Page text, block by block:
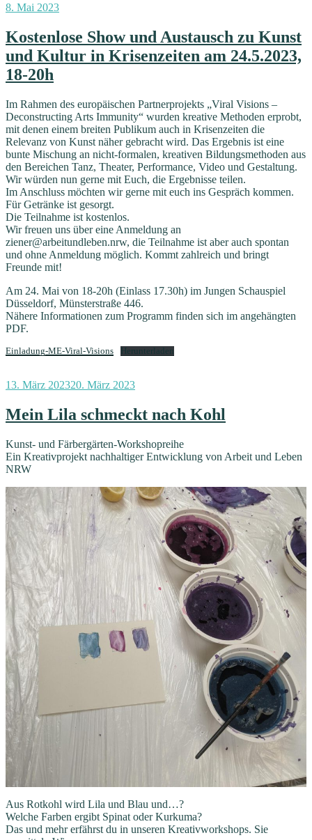
Veröffentlicht
8. Mai 2023
Kostenlose Show und Austausch zu Kunst
und Kultur in Krisenzeiten am 24.5.2023,
18-20h
Im Rahmen des europäischen Partnerprojekts „Viral Visions –
Deconstructing Arts Immunity“ wurden kreative Methoden erprobt,
mit denen einem breiten Publikum auch in Krisenzeiten die
Relevanz von Kunst näher gebracht wird. Das Ergebnis ist eine
bunte Mischung an nicht-formalen, kreativen Bildungsmethoden aus
den Bereichen Tanz, Theater, Performance, Video und Gestaltung.
Wir würden nun gerne mit Euch, die Ergebnisse teilen.
Im Anschluss möchten wir gerne mit euch ins Gespräch kommen.
Für Getränke ist gesorgt.
Die Teilnahme ist kostenlos.
Wir freuen uns über eine Anmeldung an
ziener@arbeitundleben.nrw, die Teilnahme ist aber auch spontan
und ohne Anmeldung möglich. Kommt zahlreich und bringt
Freunde mit!
Am 24. Mai von 18-20h (Einlass 17.30h) im Jungen Schauspiel
Düsseldorf, Münsterstraße 446.
Nähere Informationen zum Programm finden sich im angehängten
PDF.
Einladung-ME-Viral-Visions Herunterladen
Veröffentlicht
13. März 202320. März 2023
Mein Lila schmeckt nach Kohl
Kunst- und Färbergärten-Workshopreihe
Ein Kreativprojekt nachhaltiger Entwicklung von Arbeit und Leben
NRW
Aus Rotkohl wird Lila und Blau und…?
Welche Farben ergibt Spinat oder Kurkuma?
Das und mehr erfährst du in unseren Kreativworkshops. Sie